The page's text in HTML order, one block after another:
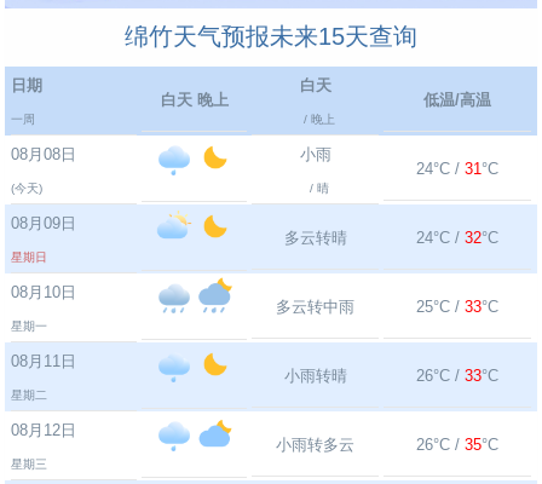
绵竹天气预报未来15天查询
日期
一周
白天 晚上
白天
/ 晚上
低温/高温
08月08日
(今天)
小雨
/ 晴
24°C / 31°C
08月09日
星期日
多云转晴 24°C / 32°C
08月10日
星期一
多云转中雨 25°C / 33°C
08月11日
星期二
小雨转晴 26°C / 33°C
08月12日
星期三
小雨转多云 26°C / 35°C